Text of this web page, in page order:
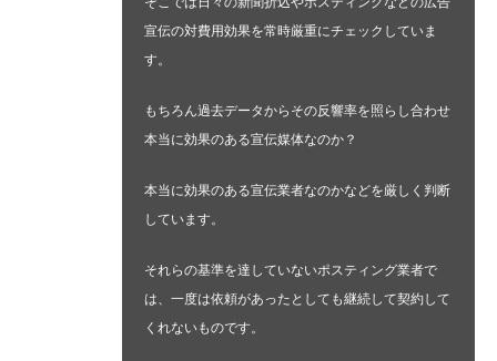
宣伝の対費用効果を常時厳重にチェックしていま
す。
もちろん過去データからその反響率を照らし合わせ
本当に効果のある宣伝媒体なのか？
本当に効果のある宣伝業者なのかなどを厳しく判断
しています。
それらの基準を達していないポスティング業者で
は、一度は依頼があったとしても継続して契約して
くれないものです。